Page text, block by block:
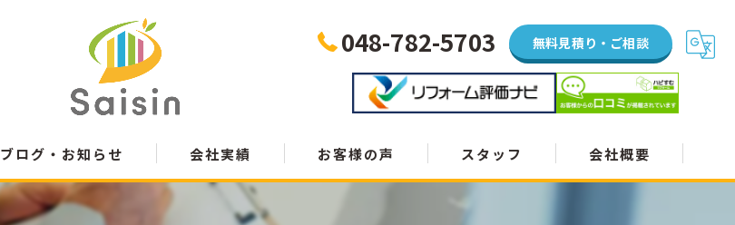
048-782-5703 無料見積り・ご相談
ブログ・お知らせ 会社実績 お客様の声 スタッフ 会社概要